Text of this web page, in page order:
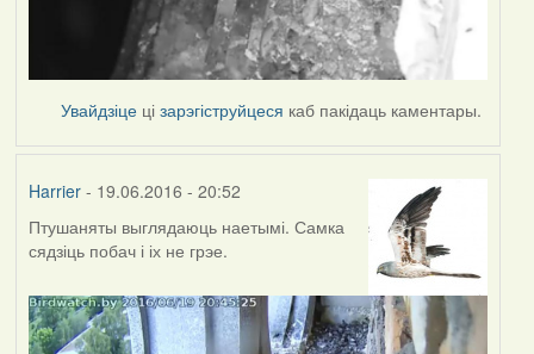
Увайдзіце цізарэгіструйцеся каб пакідаць каментары.
Harrier- 19.06.2016 - 20:52
Птушаняты выглядаюць наетымі. Самка
сядзіць побач і іх не грэе.